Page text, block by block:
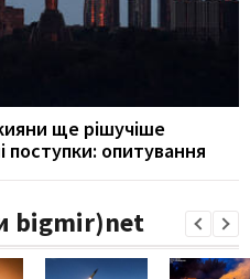
ще рішучіше
поступки: опитування
bigmir)net